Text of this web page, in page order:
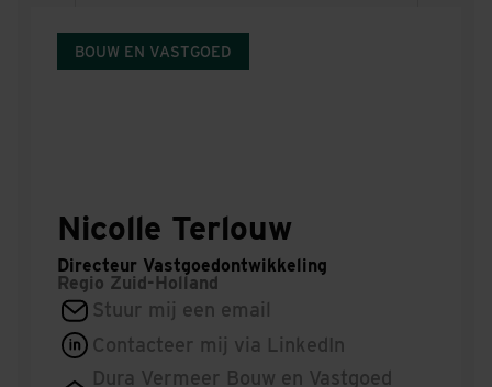
BOUW EN VASTGOED
Nicolle Terlouw
Directeur Vastgoedontwikkeling
Regio Zuid-Holland
Stuur mij een email
Contacteer mij via LinkedIn
Dura Vermeer Bouw en Vastgoed